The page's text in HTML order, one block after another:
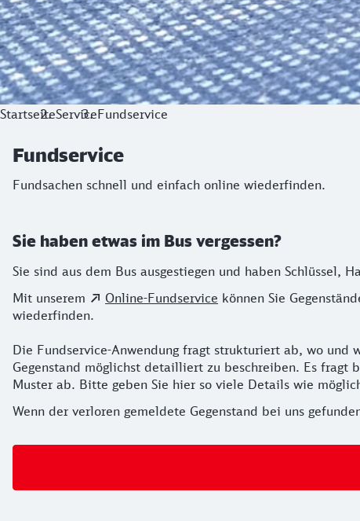
StartseiteServiceFundservice
Fundservice
Fundsachen schnell und einfach online wiederfinden.
Sie haben etwas im Bus vergessen?
Sie sind aus dem Bus ausgestiegen und haben Schlüssel,
Mit unserem
Online-Fundservice können Sie
wiederfinden.
Die Fundservice-Anwendung fragt strukturiert ab, wo und
Gegenstand möglichst detailliert zu beschreiben. Es fragt
Muster ab. Bitte geben Sie hier so viele Details wie
Wenn der verloren gemeldete Gegenstand bei uns